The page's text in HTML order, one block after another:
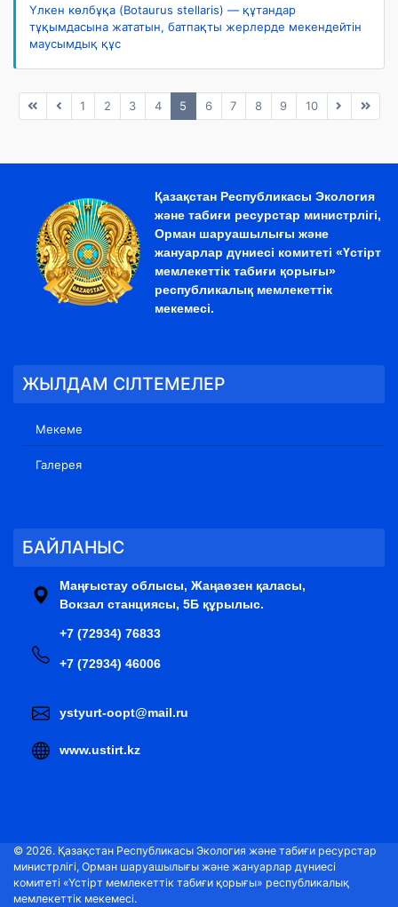
Үлкен көлбұқа (Botaurus stellaris) — құтандар
тұқымдасына жататын, батпақты жерлерде мекендейтін
маусымдық құс
1 2 3 4 5 6 7 8 9 10
Қазақстан Республикасы Экология
және табиғи ресурстар министрлігі,
Орман шаруашылығы және
жануарлар дүниесі комитеті «Үстірт
мемлекеттік табиғи қорығы»
республикалық мемлекеттік
мекемесі.
ЖЫЛДАМ СІЛТЕМЕЛЕР
Мекеме
Галерея
БАЙЛАНЫС
Маңғыстау облысы, Жаңаөзен қаласы,
Вокзал станциясы, 5Б құрылыс.
+7 (72934) 76833
+7 (72934) 46006
ystyurt-oopt@mail.ru
www.ustirt.kz
© 2026. Қазақстан Республикасы Экология және табиғи ресурстар
министрлігі, Орман шаруашылығы және жануарлар дүниесі
комитеті «Үстірт мемлекеттік табиғи қорығы» республикалық
мемлекеттік мекемесі.